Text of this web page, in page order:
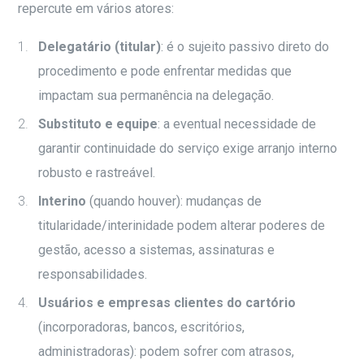
repercute em vários atores:
Delegatário (titular): é o sujeito passivo direto do
procedimento e pode enfrentar medidas que
impactam sua permanência na delegação.
Substituto e equipe: a eventual necessidade de
garantir continuidade do serviço exige arranjo interno
robusto e rastreável.
Interino (quando houver): mudanças de
titularidade/interinidade podem alterar poderes de
gestão, acesso a sistemas, assinaturas e
responsabilidades.
Usuários e empresas clientes do cartório
(incorporadoras, bancos, escritórios,
administradoras): podem sofrer com atrasos,